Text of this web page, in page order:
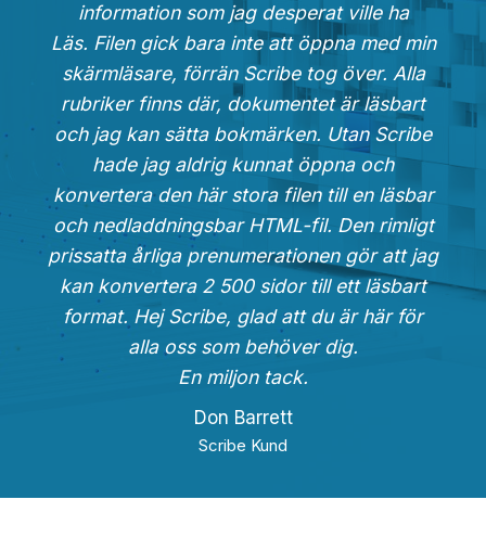
information som jag desperat ville ha
Läs. Filen gick bara inte att öppna med min
skärmläsare, förrän Scribe tog över. Alla
rubriker finns där, dokumentet är läsbart
och jag kan sätta bokmärken. Utan Scribe
hade jag aldrig kunnat öppna och
konvertera den här stora filen till en läsbar
och nedladdningsbar HTML-fil. Den rimligt
prissatta årliga prenumerationen gör att jag
kan konvertera 2 500 sidor till ett läsbart
format. Hej Scribe, glad att du är här för
alla oss som behöver dig.
En miljon tack.
Don Barrett
Scribe Kund